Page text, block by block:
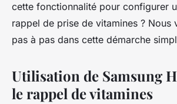
Sara• 17 septembre 2024•5 min de
cette fonctionnalité pour configurer
rappel de prise de vitamines ? Nous
pas à pas dans cette démarche
Utilisation de Samsung
le rappel de vitamines